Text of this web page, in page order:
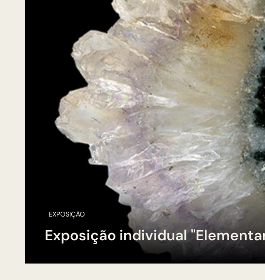
EXPOSIÇÃO
Exposição individual